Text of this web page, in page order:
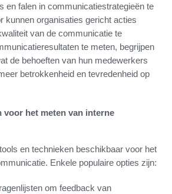
en falen in communicatiestrategieën te
kunnen organisaties gericht acties
van de communicatie te
te meten, begrijpen
de behoeften van hun medewerkers
betrokkenheid en tevredenheid op
voor het meten van interne
en technieken beschikbaar voor het
Enkele populaire opties zijn:
om feedback van